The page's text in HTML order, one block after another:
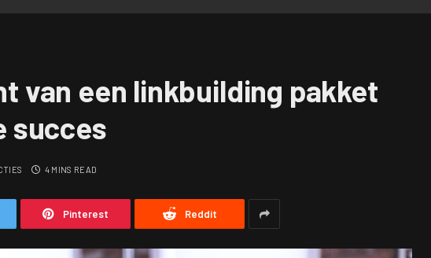
van een linkbuilding pakket
succes
4 MINS READ
Pinterest Reddit